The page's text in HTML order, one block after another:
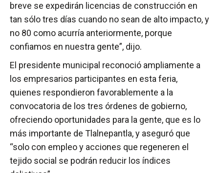
breve se expedirán licencias de construcción en
tan sólo tres días cuando no sean de alto impacto, y
no 80 como acurría anteriormente, porque
confiamos en nuestra gente”, dijo.
El presidente municipal reconoció ampliamente a
los empresarios participantes en esta feria,
quienes respondieron favorablemente a la
convocatoria de los tres órdenes de gobierno,
ofreciendo oportunidades para la gente, que es lo
más importante de Tlalnepantla, y aseguró que
“solo con empleo y acciones que regeneren el
tejido social se podrán reducir los índices